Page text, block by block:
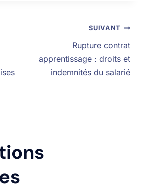
SUIVANT
Rupture contrat
apprentissage : droits et
indemnités du salarié